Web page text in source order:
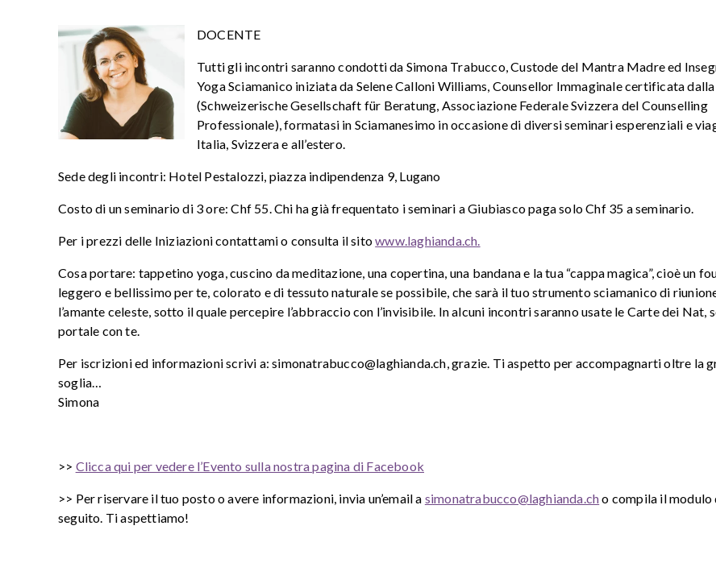
DOCENTE
Tutti gli incontri saranno condotti da Simona Trabucco, Custode del Mantra Madre ed
Yoga Sciamanico iniziata da Selene Calloni Williams, Counsellor Immaginale certificata
(Schweizerische Gesellschaft für Beratung, Associazione Federale Svizzera del Counselling
Professionale), formatasi in Sciamanesimo in occasione di diversi seminari esperenziali e
Italia, Svizzera e all’estero.
Sede degli incontri: Hotel Pestalozzi, piazza indipendenza 9, Lugano
Costo di un seminario di 3 ore: Chf 55. Chi ha già frequentato i seminari a Giubiasco paga solo Chf 35 a seminario.
Per i prezzi delle Iniziazioni contattami o consulta il sitowww.laghianda.ch.
Cosa portare: tappetino yoga, cuscino da meditazione, una copertina, una bandana e la tua “cappa magica”, cioè un
leggero e bellissimo per te, colorato e di tessuto naturale se possibile, che sarà il tuo strumento sciamanico di
l’amante celeste, sotto il quale percepire l’abbraccio con l’invisibile. In alcuni incontri saranno usate le Carte dei Nat,
portale con te.
Per iscrizioni ed informazioni scrivi a: simonatrabucco@laghianda.ch, grazie. Ti aspetto per accompagnarti oltre la
soglia…
Simona
>> Clicca qui per vedere l’Evento sulla nostra pagina di Facebook
>> Per riservare il tuo posto o avere informazioni, invia un’email a simonatrabucco@laghianda.cho compila il modulo
seguito. Ti aspettiamo!